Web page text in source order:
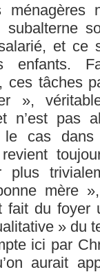
et ce
ces tâches
»,
n’est pas
le cas
plus
mère
fait du foyer
» du
ici par
aurait